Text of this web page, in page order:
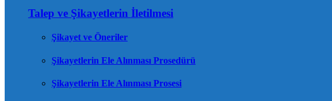
Talep ve Şikayetlerin İletilmesi
Şikayet ve Öneriler
Şikayetlerin Ele Alınması Prosedürü
Şikayetlerin Ele Alınması Prosesi